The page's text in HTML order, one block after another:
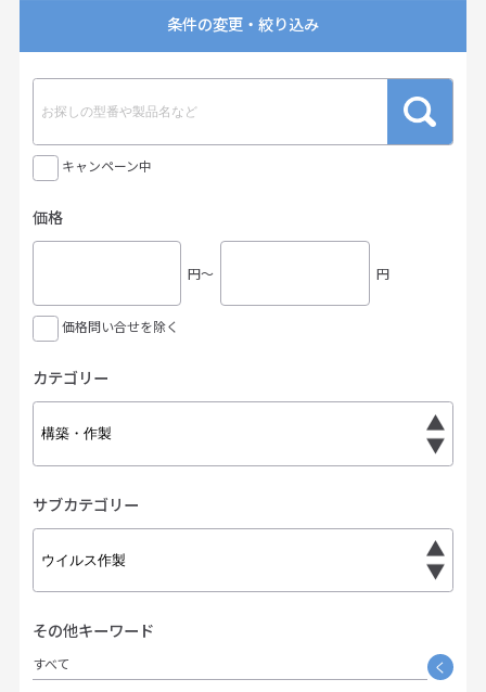
条件の変更・絞り込み
キャンペーン中
価格
円〜 円
価格問い合せを除く
カテゴリー
サブカテゴリー
その他キーワード
すべて く